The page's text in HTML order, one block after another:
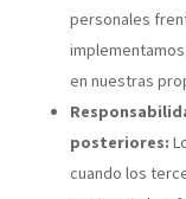
personales
en nuestras
posteriores:
cuando los